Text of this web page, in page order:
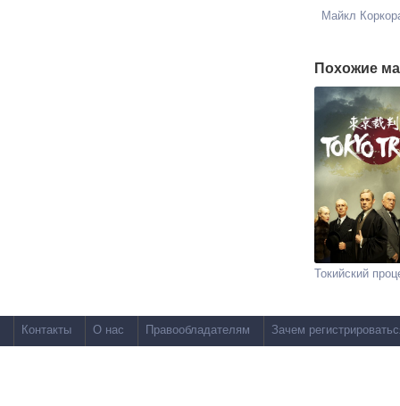
Майкл
Похожие
Токийский
Контакты О нас Правообладателям Зачем